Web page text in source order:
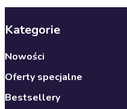
Kategorie
Nowości
Oferty specjalne
Bestsellery